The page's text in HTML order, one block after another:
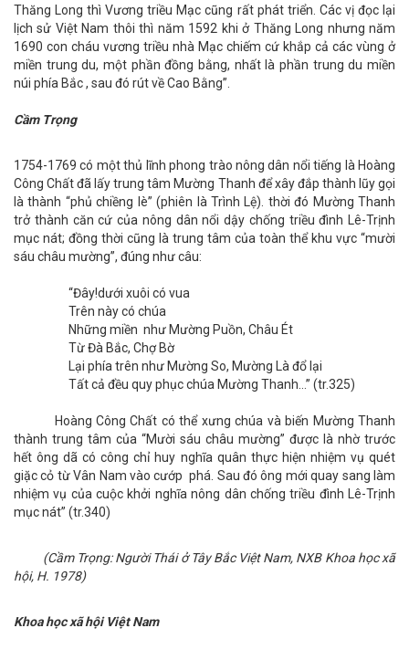
Thăng Long thì Vương triều Mạc cũng rất phát triển. Các vị đọc lại
lịch sử Việt Nam thôi thì năm 1592 khi ở Thăng Long nhưng năm
1690 con cháu vương triều nhà Mạc chiếm cứ khắp cả các vùng ở
miền trung du, một phần đồng bằng, nhất là phần trung du miền
núi phía Bắc , sau đó rút về Cao Bằng”.
Cầm Trọng
1754-1769 có một thủ lĩnh phong trào nông dân nổi tiếng là Hoàng
Công Chất đã lấy trung tâm Mường Thanh để xây đắp thành lũy gọi
là thành “phủ chiềng lè” (phiên là Trình Lệ). thời đó Mường Thanh
trở thành căn cứ của nông dân nổi dậy chống triều đình Lê-Trịnh
mục nát; đồng thời cũng là trung tâm của toàn thể khu vực “mười
sáu châu mường”, đúng như câu:
“Đây!dưới xuôi có vua
Trên này có chúa
Những miền như Mường Puồn, Châu Ét
Từ Đà Bắc, Chợ Bờ
Lại phía trên như Mường So, Mường Là đổ lại
Tất cả đều quy phục chúa Mường Thanh…” (tr.325)
Hoàng Công Chất có thể xưng chúa và biến Mường Thanh
thành trung tâm của “Mười sáu châu mường” được là nhờ trước
hết ông dã có công chỉ huy nghĩa quân thực hiện nhiệm vụ quét
giặc cỏ từ Vân Nam vào cướp phá. Sau đó ông mới quay sang làm
nhiệm vụ của cuộc khởi nghĩa nông dân chống triều đình Lê-Trịnh
mục nát” (tr.340)
(Cầm Trọng: Người Thái ở Tây Bắc Việt Nam, NXB Khoa học xã
hội, H. 1978)
Khoa học xã hội Việt Nam